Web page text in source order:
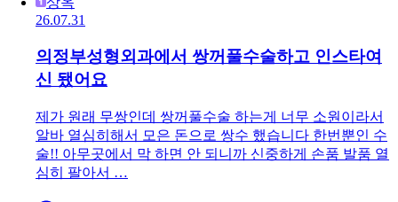
26.07.31
의정부성형외과에서 쌍꺼풀수술하고 인스타여
신 됐어요
제가 원래 무쌍인데 쌍꺼풀수술 하는게 너무 소원이라서
알바 열심히해서 모은 돈으로 쌍수 했습니다 한번뿐인 수
술!! 아무곳에서 막 하면 안 되니까 신중하게 손품 발품 열
심히 팔아서 …